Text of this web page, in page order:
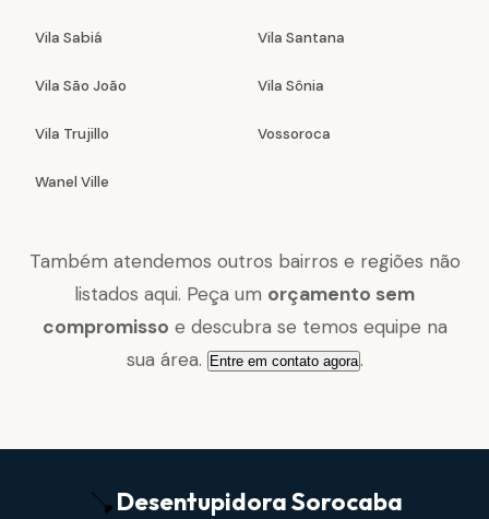
Vila Sabiá Vila Santana
Vila São João Vila Sônia
Vila Trujillo Vossoroca
Wanel Ville
Também atendemos outros bairros e regiões não
listados aqui. Peça um orçamento sem
compromisso e descubra se temos equipe na
sua área. Entre em contato agora.
DesentupidoraSorocaba